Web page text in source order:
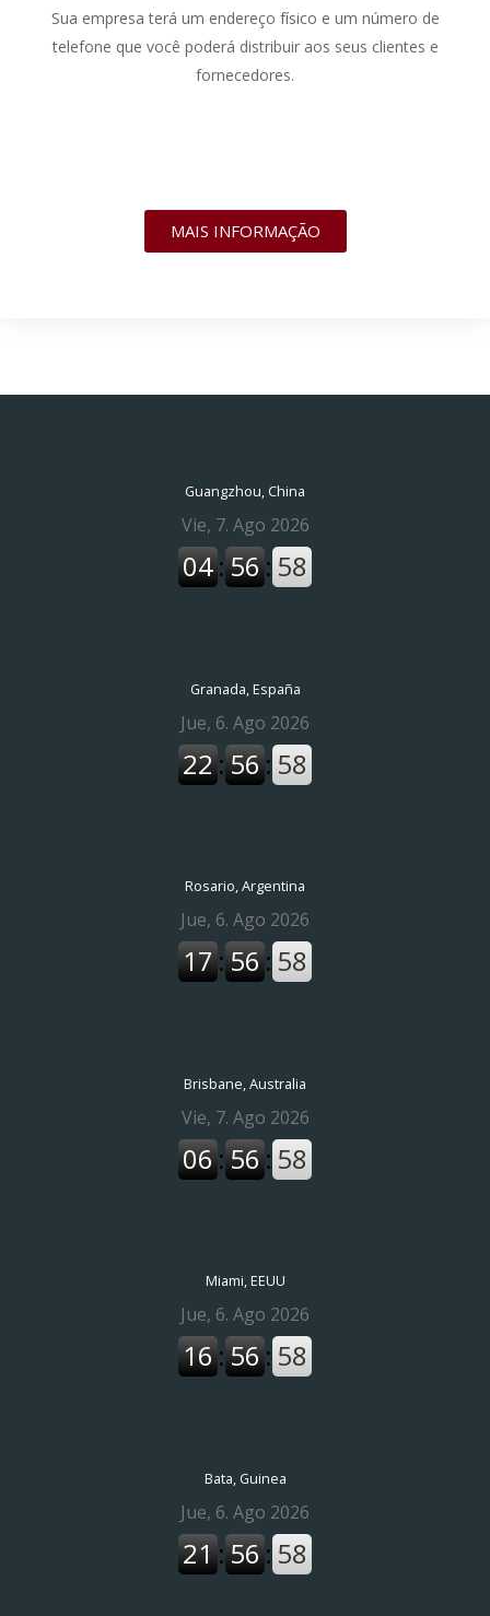
Sua empresa terá um endereço físico e um número de
telefone que você poderá distribuir aos seus clientes e
fornecedores.
MAIS INFORMAÇÃO
Guangzhou, China
Granada, España
Rosario, Argentina
Brisbane, Australia
Miami, EEUU
Bata, Guinea